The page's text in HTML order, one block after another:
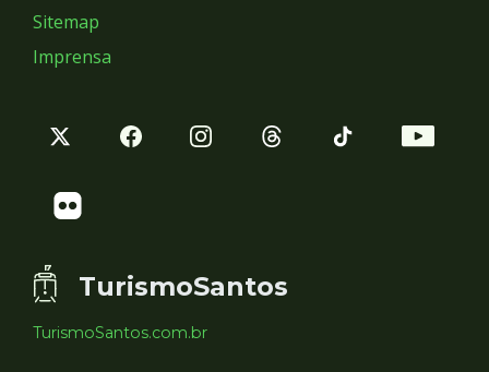
Sitemap
Imprensa
TurismoSantos
TurismoSantos.com.br